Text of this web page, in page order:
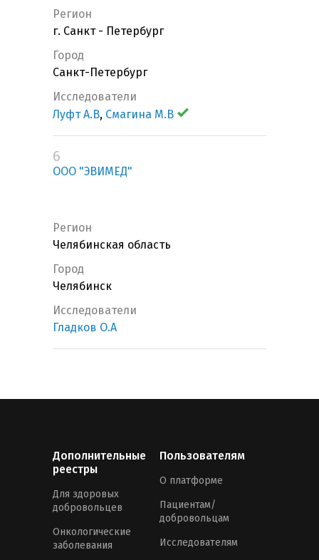
Регион
г. Санкт - Петербург
Город
Санкт-Петербург
Исследователи
Луфт А.В, Смагина М.В
6
ООО "ЭВИМЕД"
Регион
Челябинская область
Город
Челябинск
Исследователи
Гладков О.А
Дополнительные
реестры
Для здоровых
добровольцев
Онкологические
заболевания
Пользователям
О платформе
Пациентам/
добровольцам
Исследователям